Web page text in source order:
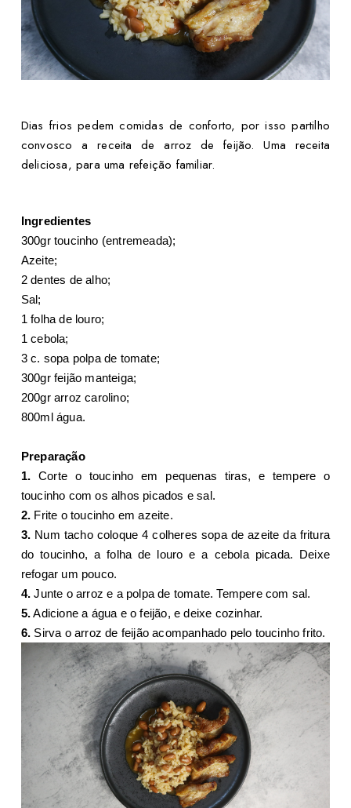
Dias frios pedem comidas de conforto, por isso partilho
convosco a receita de arroz de feijão. Uma receita
deliciosa, para uma refeição familiar.
Ingredientes
300gr toucinho (entremeada);
Azeite;
2 dentes de alho;
Sal;
1 folha de louro;
1 cebola;
3 c. sopa polpa de tomate;
300gr feijão manteiga;
200gr arroz carolino;
800ml água.
Preparação
1.Corte o toucinho em pequenas tiras, e tempere o
toucinho com os alhos picados e sal.
2. Frite o toucinho em azeite.
3. Num tacho coloque 4 colheres sopa de azeite da fritura
do toucinho, a folha de louro e a cebola picada. Deixe
refogar um pouco.
4.Junte o arroz e a polpa de tomate. Tempere com sal.
5.Adicione a água e o feijão, e deixe cozinhar.
6. Sirva o arroz de feijão acompanhado pelo toucinho frito.